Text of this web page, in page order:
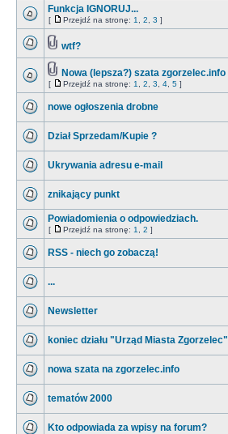
Funkcja IGNORUJ...
[ Przejdź na stronę: 1 2 3 ]
wtf?
Nowa (lepsza?) szata zgorzelec.info
[ Przejdź na stronę: 1 2 3 4 5 ]
nowe ogłoszenia drobne
Dział Sprzedam/Kupie ?
Ukrywania adresu e-mail
znikający punkt
Powiadomienia o odpowiedziach.
[ Przejdź na stronę: 1 2 ]
RSS - niech go zobaczą!
...
Newsletter
koniec działu "Urząd Miasta Zgorzelec"
nowa szata na zgorzelec.info
tematów 2000
Kto odpowiada za wpisy na forum?